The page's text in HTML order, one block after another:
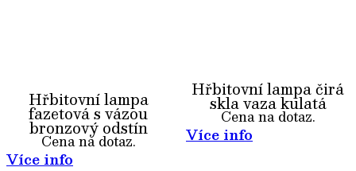
Hřbitovní lampa
fazetová s vázou
bronzový odstín
Cena na dotaz.
Více info
Hřbitovní lampa čirá
skla vaza kulatá
Cena na dotaz.
Více info